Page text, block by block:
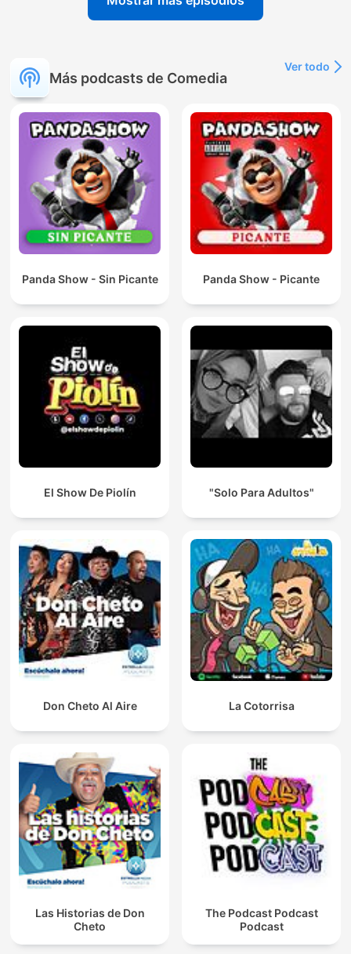
Más podcasts de Comedia
Ver todo
Panda Show - Sin Picante Panda Show - Picante
El Show De Piolín "Solo Para Adultos"
Don Cheto Al Aire La Cotorrisa
Las Historias de Don
Cheto
The Podcast Podcast
Podcast